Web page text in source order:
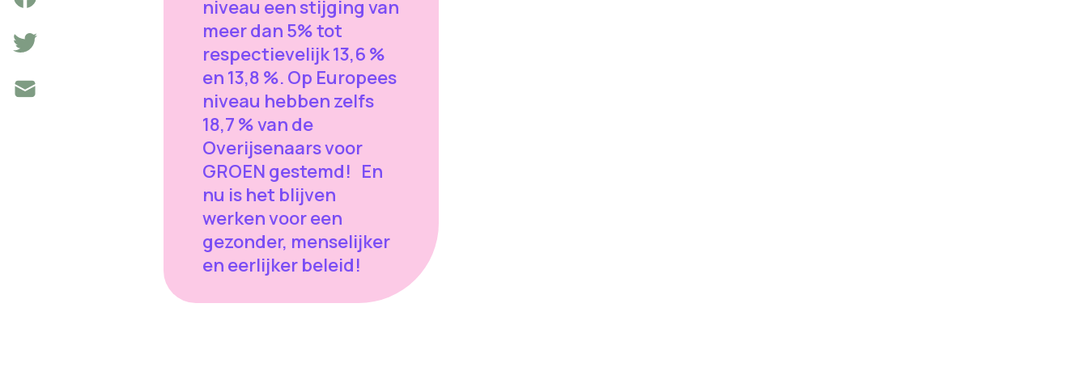
niveau een stijging van
meer dan 5% tot
respectievelijk 13,6 %
en 13,8 %. Op Europees
niveau hebben zelfs
18,7 % van de
Overijsenaars voor
GROEN gestemd! En
nu is het blijven
werken voor een
gezonder, menselijker
en eerlijker beleid!